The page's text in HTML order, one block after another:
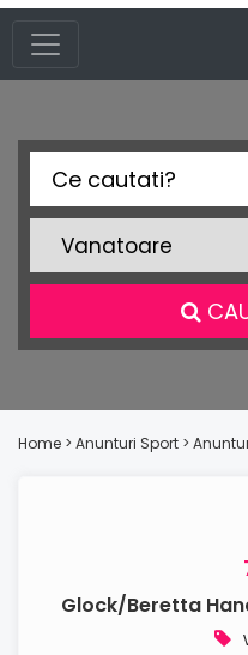
Home > Anunturi Sport >
Glock/Beretta